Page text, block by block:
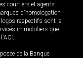
courtiers et agents
d'homologation
respectifs sont la
immobiliers que
de la Banque